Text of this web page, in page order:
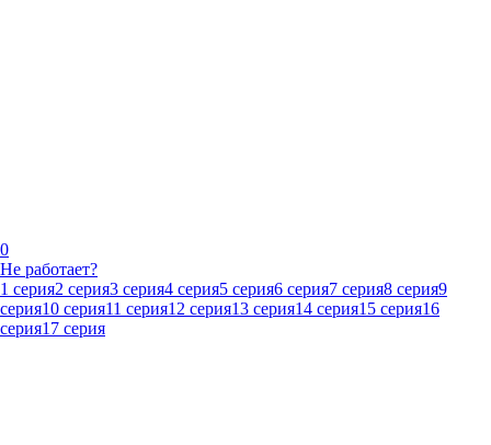
0
Не работает?
1 серия2 серия3 серия4 серия5 серия6 серия7 серия8 серия9
серия10 серия11 серия12 серия13 серия14 серия15 серия16
серия17 серия